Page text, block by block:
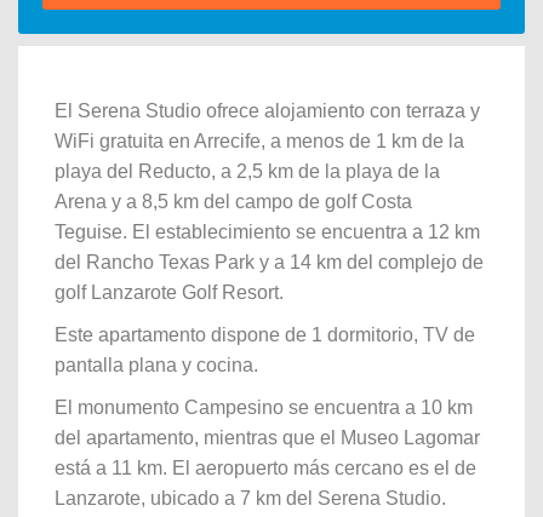
El Serena Studio ofrece alojamiento con terraza y
WiFi gratuita en Arrecife, a menos de 1 km de la
playa del Reducto, a 2,5 km de la playa de la
Arena y a 8,5 km del campo de golf Costa
Teguise. El establecimiento se encuentra a 12 km
del Rancho Texas Park y a 14 km del complejo de
golf Lanzarote Golf Resort.
Este apartamento dispone de 1 dormitorio, TV de
pantalla plana y cocina.
El monumento Campesino se encuentra a 10 km
del apartamento, mientras que el Museo Lagomar
está a 11 km. El aeropuerto más cercano es el de
Lanzarote, ubicado a 7 km del Serena Studio.